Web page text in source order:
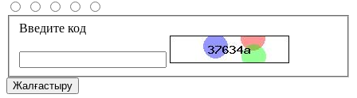
Введите код
Жалғастыру